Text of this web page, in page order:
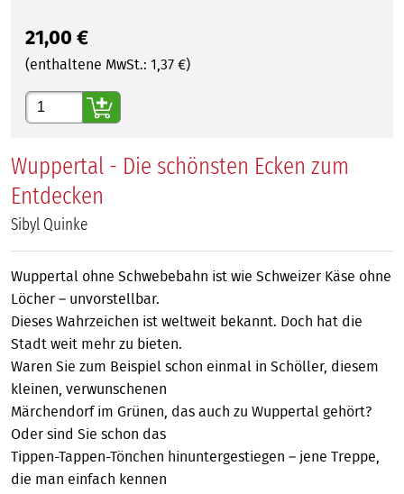
21,00 €
(enthaltene MwSt.: 1,37 €)
Gewünschte Anzahl
Wuppertal - Die schönsten Ecken zum
Entdecken
Sibyl Quinke
Wuppertal ohne Schwebebahn ist wie Schweizer Käse ohne
Löcher – unvorstellbar.
Dieses Wahrzeichen ist weltweit bekannt. Doch hat die
Stadt weit mehr zu bieten.
Waren Sie zum Beispiel schon einmal in Schöller, diesem
kleinen, verwunschenen
Märchendorf im Grünen, das auch zu Wuppertal gehört?
Oder sind Sie schon das
Tippen-Tappen-Tönchen hinuntergestiegen – jene Treppe,
die man einfach kennen